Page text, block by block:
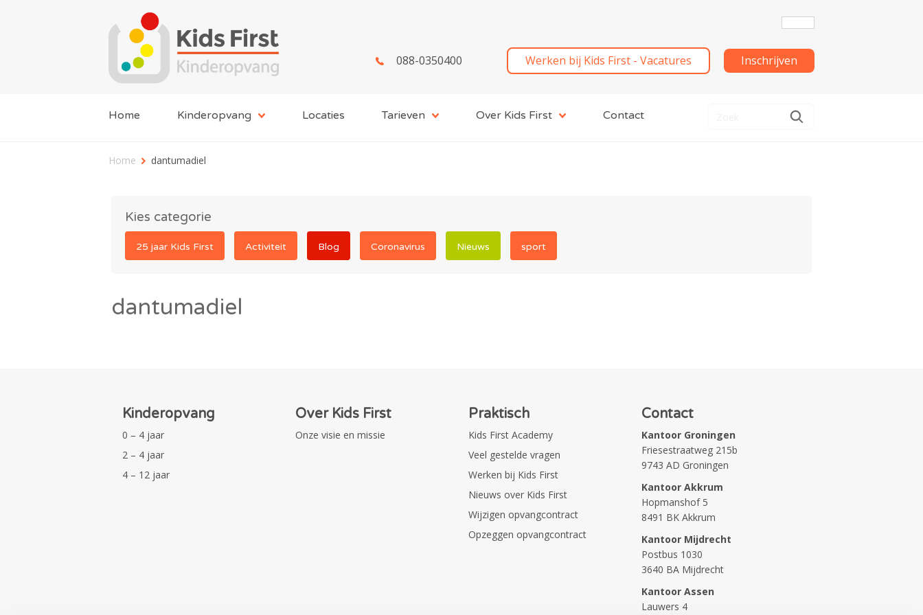
088-0350400 Werken bij Kids First - Vacatures Inschrijven
Home Kinderopvang Locaties Tarieven Over Kids First Contact
Home dantumadiel
Kies categorie
25 jaar Kids First Activiteit Blog Coronavirus Nieuws sport
dantumadiel
Kinderopvang
0 – 4 jaar
2 – 4 jaar
4 – 12 jaar
Over Kids First
Onze visie en missie
Praktisch
Kids First Academy
Veel gestelde vragen
Werken bij Kids First
Nieuws over Kids First
Wijzigen opvangcontract
Opzeggen opvangcontract
Contact
Kantoor Groningen
Friesestraatweg 215b
9743 AD Groningen
Kantoor Akkrum
Hopmanshof 5
8491 BK Akkrum
Kantoor Mijdrecht
Postbus 1030
3640 BA Mijdrecht
Kantoor Assen
Lauwers 4